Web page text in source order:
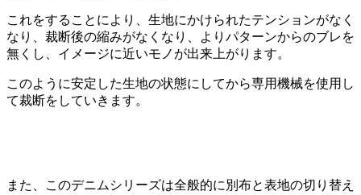
これをすることにより、生地にかけられたテンションがなく
なり、裁断後の縮みがなくなり、よりパターンからのブレを
無くし、イメージに近いモノが出来上がります。
このように安定した生地の状態にしてから専用機械を使用し
て裁断をしていきます。
また、このデニムシリーズは全般的に別布と表地の切り替え